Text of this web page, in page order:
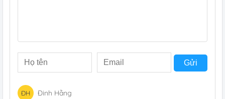
Gửi
ĐH
Đinh Hằng